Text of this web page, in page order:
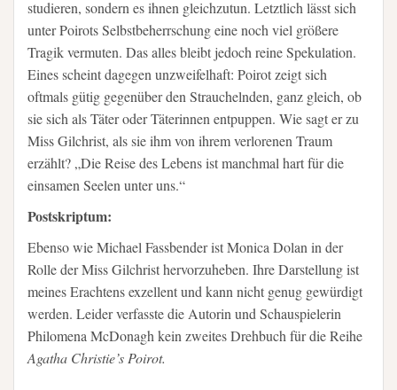
studieren, sondern es ihnen gleichzutun. Letztlich lässt sich
unter Poirots Selbstbeherrschung eine noch viel größere
Tragik vermuten. Das alles bleibt jedoch reine Spekulation.
Eines scheint dagegen unzweifelhaft: Poirot zeigt sich
oftmals gütig gegenüber den Strauchelnden, ganz gleich, ob
sie sich als Täter oder Täterinnen entpuppen. Wie sagt er zu
Miss Gilchrist, als sie ihm von ihrem verlorenen Traum
erzählt? „Die Reise des Lebens ist manchmal hart für die
einsamen Seelen unter uns.“
Postskriptum:
Ebenso wie Michael Fassbender ist Monica Dolan in der
Rolle der Miss Gilchrist hervorzuheben. Ihre Darstellung ist
meines Erachtens exzellent und kann nicht genug gewürdigt
werden. Leider verfasste die Autorin und Schauspielerin
Philomena McDonagh kein zweites Drehbuch für die Reihe
Agatha Christie’s Poirot.